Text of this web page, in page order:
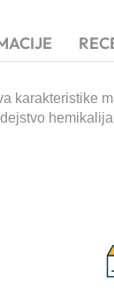
karakteristike